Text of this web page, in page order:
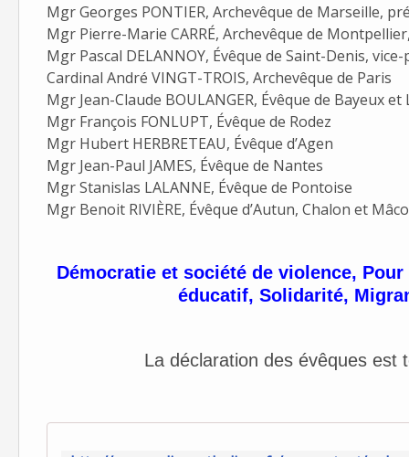
Mgr Georges PONTIER, Archevêque de Marseille,
Mgr Pierre-Marie CARRÉ, Archevêque de
Mgr Pascal DELANNOY, Évêque de Saint-Denis,
Cardinal André VINGT-TROIS, Archevêque de Paris
Mgr Jean-Claude BOULANGER, Évêque de Bayeux et
Mgr François FONLUPT, Évêque de Rodez
Mgr Hubert HERBRETEAU, Évêque d’Agen
Mgr Jean-Paul JAMES, Évêque de Nantes
Mgr Stanislas LALANNE, Évêque de Pontoise
Mgr Benoit RIVIÈRE, Évêque d’Autun, Chalon et
Démocratie et société de violence,
éducatif, Solidarité,
La déclaration des évêques est